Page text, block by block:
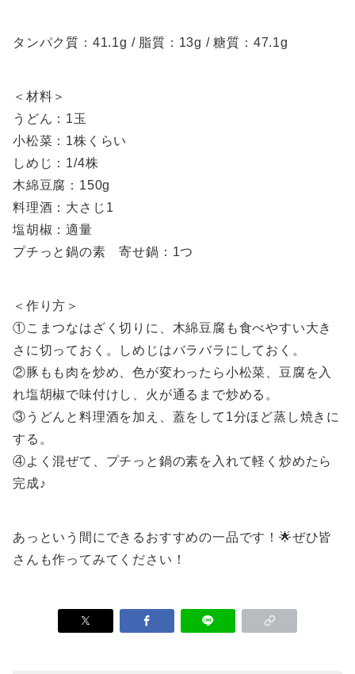
タンパク質：41.1g / 脂質：13g / 糖質：47.1g
＜材料＞
うどん：1玉
小松菜：1株くらい
しめじ：1/4株
木綿豆腐：150g
料理酒：大さじ1
塩胡椒：適量
プチっと鍋の素 寄せ鍋：1つ
＜作り方＞
①こまつなはざく切りに、木綿豆腐も食べやすい大き
さに切っておく。しめじはバラバラにしておく。
②豚もも肉を炒め、色が変わったら小松菜、豆腐を入
れ塩胡椒で味付けし、火が通るまで炒める。
③うどんと料理酒を加え、蓋をして1分ほど蒸し焼きに
する。
④よく混ぜて、プチっと鍋の素を入れて軽く炒めたら
完成♪
あっという間にできるおすすめの一品です！🌟ぜひ皆
さんも作ってみてください！